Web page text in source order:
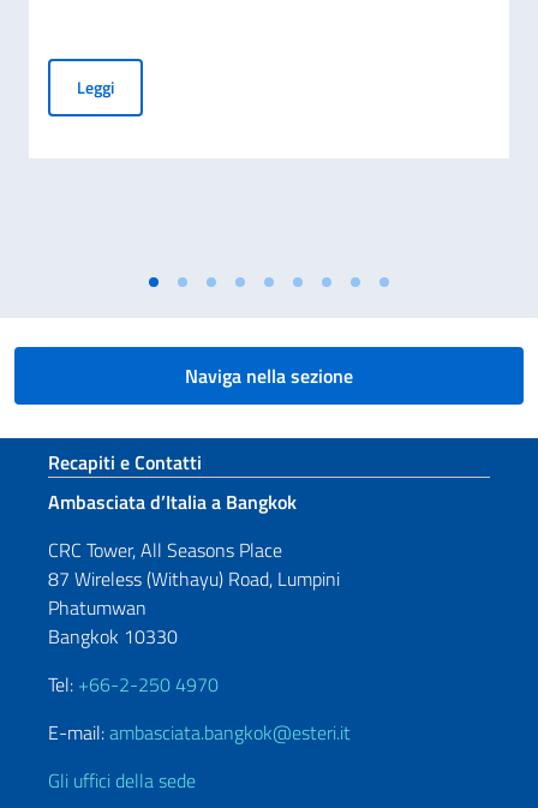
LeggiElezioni dei COMITES 2026
Naviga nella sezione
Sezione footer
Recapiti e Contatti
Ambasciata d’Italia a Bangkok
CRC Tower, All Seasons Place
87 Wireless (Withayu) Road, Lumpini
Phatumwan
Bangkok 10330
Tel: +66-2-250 4970
E-mail:ambasciata.bangkok@esteri.it
Gli uffici della sede